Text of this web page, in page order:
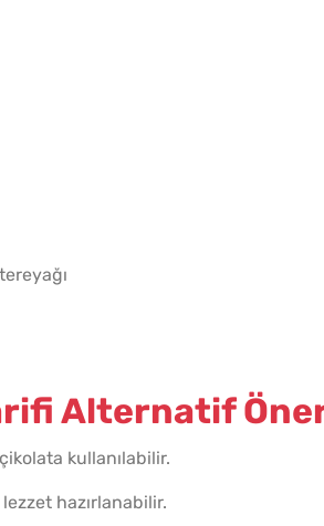
Alternatif
kullanılabilir.
hazırlanabilir.